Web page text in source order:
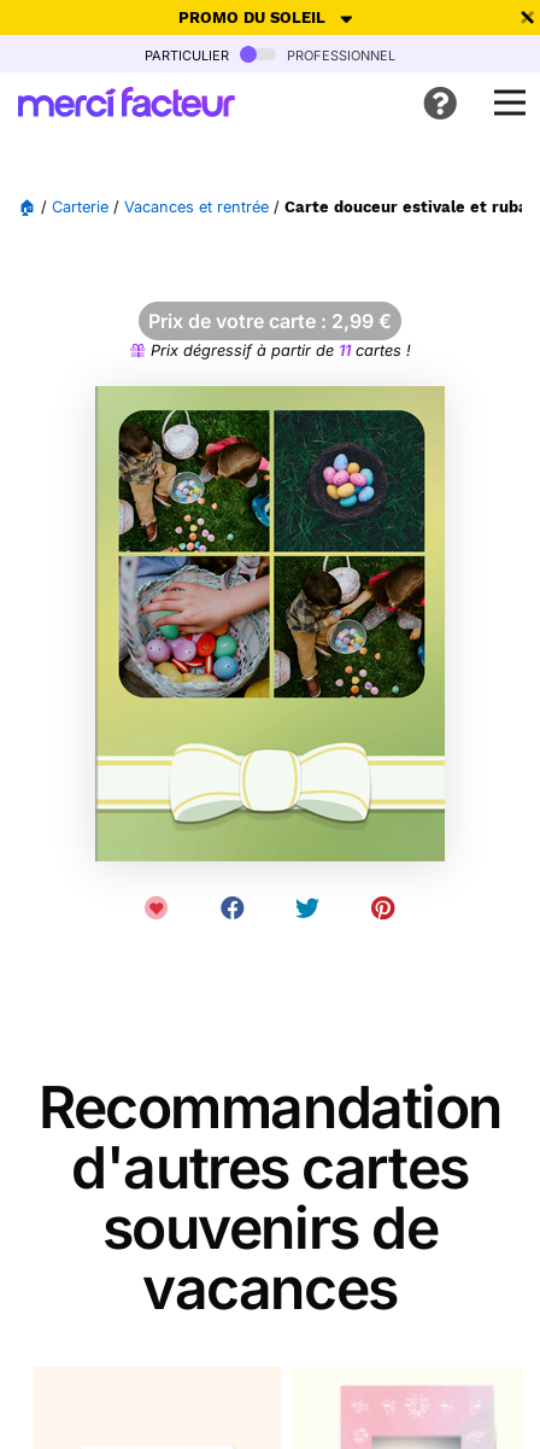
PROMO DU SOLEIL
-30% de réduction avec le code SUMMER26pour envoyer des
Ne plus afficher
particulier professionnel
🏠 / Carterie / Vacances et rentrée / Carte douceur estivale et
Prix de votre carte : 2,99 €
Prix dégressif à partir de 11cartes !
Recommandation
d'autres cartes
souvenirs de
vacances